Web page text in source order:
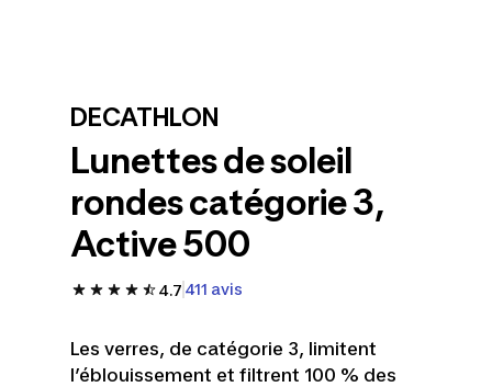
DECATHLON
Lunettes de soleil
rondes catégorie 3,
Active 500
4.7 411 avis
Les verres, de catégorie 3, limitent
l’éblouissement et filtrent 100 % des